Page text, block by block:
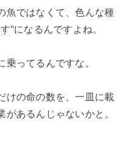
魚ではなくて、色んな種
"になるんですよね。
ってるんですな。
けの命の数を、一皿に載
あるんじゃないかと。